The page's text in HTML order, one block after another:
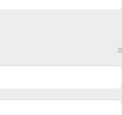
0